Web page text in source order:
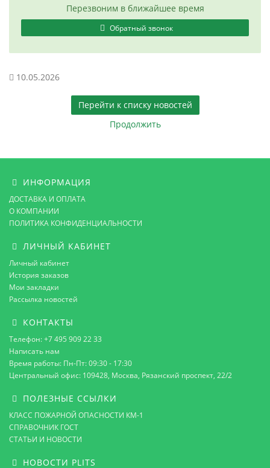
Перезвоним в ближайшее время
Обратный звонок
10.05.2026
Перейти к списку новостей
Продолжить
ИНФОРМАЦИЯ
ДОСТАВКА И ОПЛАТА
О КОМПАНИИ
ПОЛИТИКА КОНФИДЕНЦИАЛЬНОСТИ
ЛИЧНЫЙ КАБИНЕТ
Личный кабинет
История заказов
Мои закладки
Рассылка новостей
КОНТАКТЫ
Телефон: +7 495 909 22 33
Написать нам
Время работы: Пн-Пт: 09:30 - 17:30
Центральный офис: 109428, Москва, Рязанский проспект, 22/2
ПОЛЕЗНЫЕ ССЫЛКИ
КЛАСС ПОЖАРНОЙ ОПАСНОСТИ КМ-1
СПРАВОЧНИК ГОСТ
СТАТЬИ И НОВОСТИ
НОВОСТИ PLITS